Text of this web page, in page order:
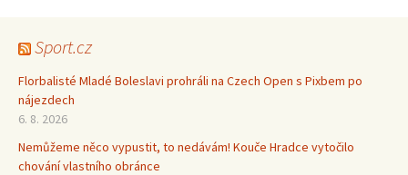
Sport.cz
Florbalisté Mladé Boleslavi prohráli na Czech Open s Pixbem po
nájezdech
6. 8. 2026
Nemůžeme něco vypustit, to nedávám! Kouče Hradce vytočilo
chování vlastního obránce